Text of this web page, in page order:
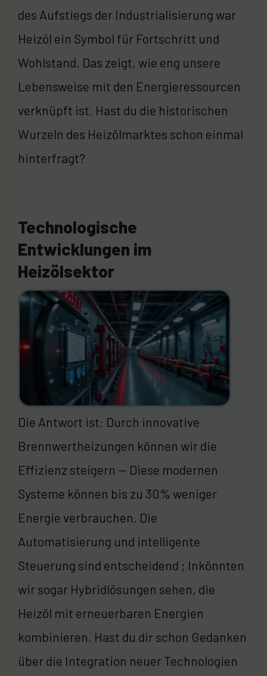
des Aufstiegs der Industrialisierung war
Heizöl ein Symbol für Fortschritt und
Wohlstand. Das zeigt, wie eng unsere
Lebensweise mit den Energieressourcen
verknüpft ist. Hast du die historischen
Wurzeln des Heizölmarktes schon einmal
hinterfragt?
Technologische
Entwicklungen im
Heizölsektor
Die Antwort ist: Durch innovative
Brennwertheizungen können wir die
Effizienz steigern — Diese modernen
Systeme können bis zu 30% weniger
Energie verbrauchen. Die
Automatisierung und intelligente
Steuerung sind entscheidend ; Inkönnten
wir sogar Hybridlösungen sehen, die
Heizöl mit erneuerbaren Energien
kombinieren. Hast du dir schon Gedanken
über die Integration neuer Technologien